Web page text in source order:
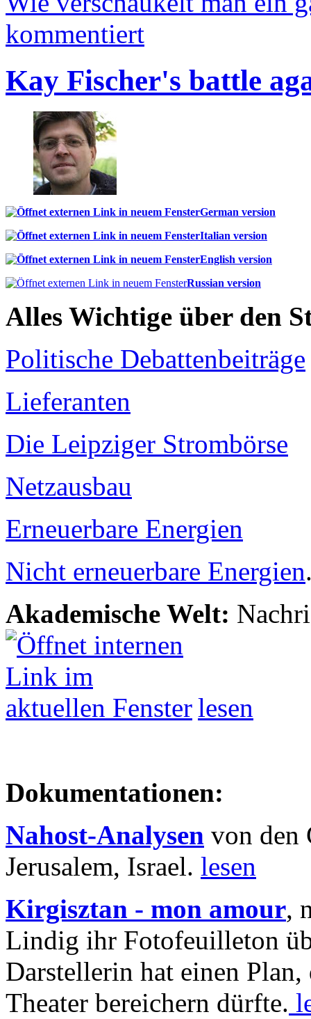
kommentiert
Kay Fischer's battle
German version
Italian version
English version
Russian version
Alles Wichtige über den
Politische Debattenbeiträge
Lieferanten
Die Leipziger Strombörse
Netzausbau
Erneuerbare Energien
Nicht erneuerbare Energien
Akademische Welt:
lesen
Dokumentationen:
Nahost-Analysen von den
Jerusalem, Israel. lesen
Kirgisztan - mon amour,
Lindig ihr Fotofeuilleton
Darstellerin hat einen Plan,
Theater bereichern dürfte.